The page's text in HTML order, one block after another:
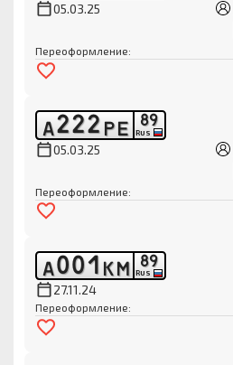
05.03.25
Переоформление:
А222РЕ 89
RUS
05.03.25
Переоформление:
А001КМ 89
RUS
27.11.24
Переоформление: